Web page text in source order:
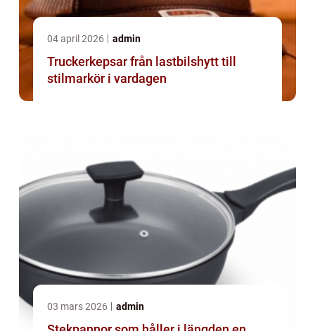
04 april 2026 admin
Truckerkepsar från lastbilshytt till
stilmarkör i vardagen
03 mars 2026 admin